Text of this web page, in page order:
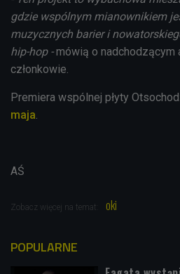
gdzie wspólnym mianownikiem
muzycznych barier i
hip-hop -mówią o nadchodzącym
członkowie.
Premiera wspólnej płyty
maja.
AŚ
Zobacz więcej na temat: oki
POPULARNE